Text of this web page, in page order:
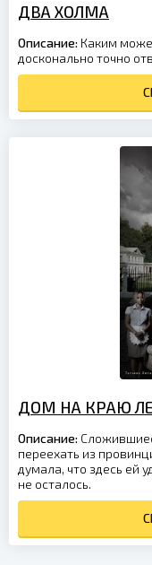
ДВА ХОЛМА
Описание: Каким
досконально точно
ДОМ НА КРАЮ
Описание:
переехать из
думала, что здесь ей
не осталось.